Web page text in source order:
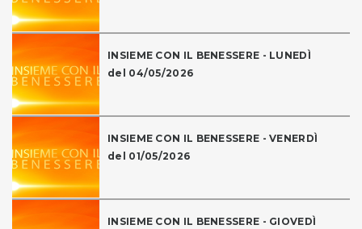
INSIEME CON IL BENESSERE - LUNEDÌ
del 04/05/2026
INSIEME CON IL BENESSERE - VENERDÌ
del 01/05/2026
INSIEME CON IL BENESSERE - GIOVEDÌ